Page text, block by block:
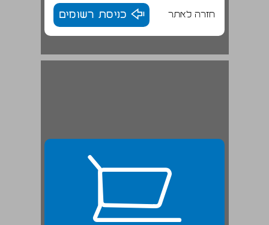
חזרה לאתר כניסת רשומים